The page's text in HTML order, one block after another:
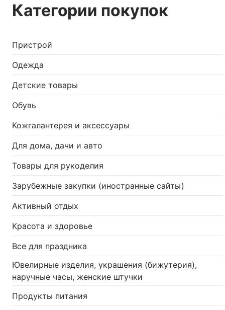
Категории покупок
Пристрой
Одежда
Детские товары
Обувь
Кожгалантерея и аксессуары
Для дома, дачи и авто
Товары для рукоделия
Зарубежные закупки (иностранные сайты)
Активный отдых
Красота и здоровье
Все для праздника
Ювелирные изделия, украшения (бижутерия),
наручные часы, женские штучки
Продукты питания